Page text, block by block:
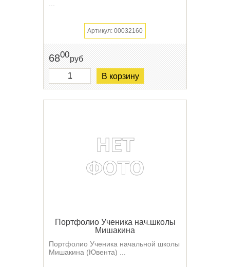
Артикул: 00032160
6800руб
В корзину
Портфолио Ученика нач.школы
Мишакина
Портфолио Ученика начальной школы
Мишакина (Ювента) ...